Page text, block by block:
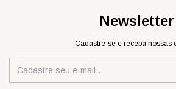
Newsletter
Cadastre-se e receba nossas